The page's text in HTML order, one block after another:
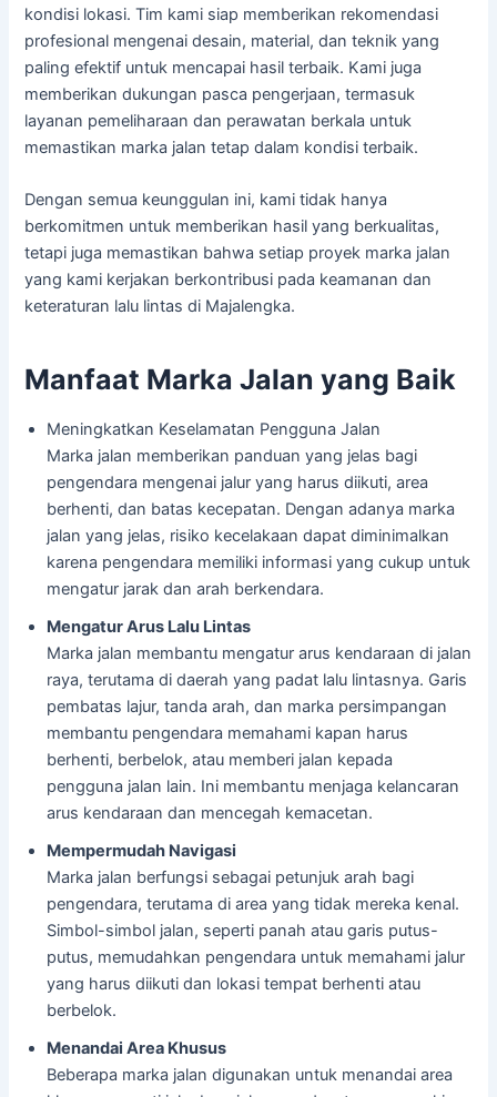
kondisi lokasi. Tim kami siap memberikan rekomendasi
profesional mengenai desain, material, dan teknik yang
paling efektif untuk mencapai hasil terbaik. Kami juga
memberikan dukungan pasca pengerjaan, termasuk
layanan pemeliharaan dan perawatan berkala untuk
memastikan marka jalan tetap dalam kondisi terbaik.
Dengan semua keunggulan ini, kami tidak hanya
berkomitmen untuk memberikan hasil yang berkualitas,
tetapi juga memastikan bahwa setiap proyek marka jalan
yang kami kerjakan berkontribusi pada keamanan dan
keteraturan lalu lintas di Majalengka.
Manfaat Marka Jalan yang Baik
Meningkatkan Keselamatan Pengguna Jalan
Marka jalan memberikan panduan yang jelas bagi
pengendara mengenai jalur yang harus diikuti, area
berhenti, dan batas kecepatan. Dengan adanya marka
jalan yang jelas, risiko kecelakaan dapat diminimalkan
karena pengendara memiliki informasi yang cukup untuk
mengatur jarak dan arah berkendara.
Mengatur Arus Lalu Lintas
Marka jalan membantu mengatur arus kendaraan di jalan
raya, terutama di daerah yang padat lalu lintasnya. Garis
pembatas lajur, tanda arah, dan marka persimpangan
membantu pengendara memahami kapan harus
berhenti, berbelok, atau memberi jalan kepada
pengguna jalan lain. Ini membantu menjaga kelancaran
arus kendaraan dan mencegah kemacetan.
Mempermudah Navigasi
Marka jalan berfungsi sebagai petunjuk arah bagi
pengendara, terutama di area yang tidak mereka kenal.
Simbol-simbol jalan, seperti panah atau garis putus-
putus, memudahkan pengendara untuk memahami jalur
yang harus diikuti dan lokasi tempat berhenti atau
berbelok.
Menandai Area Khusus
Beberapa marka jalan digunakan untuk menandai area